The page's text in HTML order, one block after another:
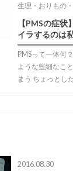
生理・おりもの
【PMSの症状
イラするのは
PMSって一体何
ような些細なこ
まう ちょっとし
2016.08.30